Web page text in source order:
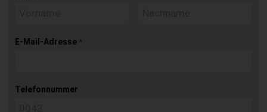
E-Mail-Adresse *
Telefonnummer